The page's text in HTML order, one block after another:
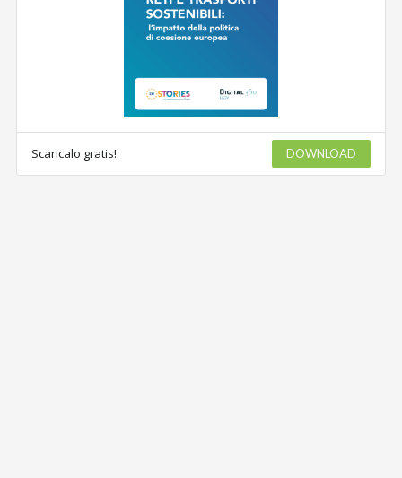
Scaricalo gratis! DOWNLOAD